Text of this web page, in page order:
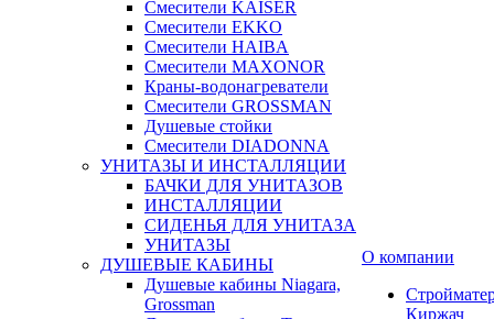
Смесители KAISER
Смесители EKKO
Смесители HAIBA
Смесители MAXONOR
Краны-водонагреватели
Смесители GROSSMAN
Душевые стойки
Смесители DIADONNA
УНИТАЗЫ И ИНСТАЛЛЯЦИИ
БАЧКИ ДЛЯ УНИТАЗОВ
ИНСТАЛЛЯЦИИ
СИДЕНЬЯ ДЛЯ УНИТАЗА
УНИТАЗЫ
ДУШЕВЫЕ КАБИНЫ
Душевые кабины Niagara,
Grossman
О компании
Киржач